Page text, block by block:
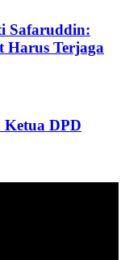
Safaruddin:
Harus Terjaga
Ketua DPD